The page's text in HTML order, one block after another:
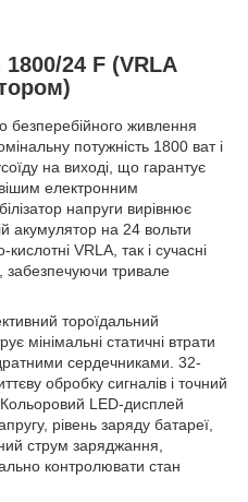
24 F (VRLA
безперебійного живлення
потужність 1800 ват і
на виході, що гарантує
електронним
напруги вирівнює
акумулятор на 24 вольти
VRLA, так і сучасні
забезпечуючи тривале
тороїдальний
мінімальні статичні втрати
сердечниками. 32-
обробку сигналів і точний
LED-дисплей
рівень заряду батареї,
струм заряджання,
контролювати стан